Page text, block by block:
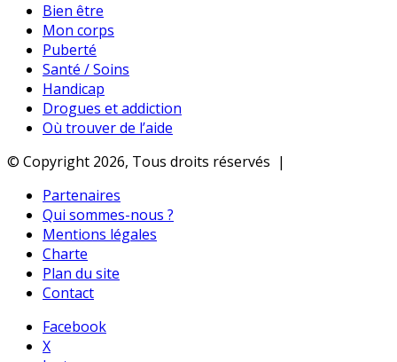
Bien être
Mon corps
Puberté
Santé / Soins
Handicap
Drogues et addiction
Où trouver de l’aide
© Copyright 2026, Tous droits réservés |
Partenaires
Qui sommes-nous ?
Mentions légales
Charte
Plan du site
Contact
Facebook
X